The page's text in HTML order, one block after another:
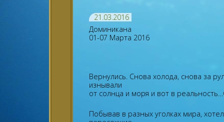
21.03.2016
Доминикана
01-07 Марта 2016
Вернулись. Снова холода, снова за
изнывали
от солнца и моря и вот в
Побывав в разных уголках мира,